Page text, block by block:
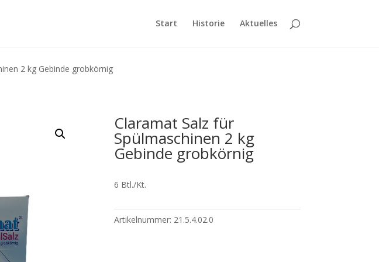
Start Historie Aktuelles
2 kg Gebinde grobkörnig
Claramat Salz für
Spülmaschinen 2 kg
Gebinde grobkörnig
6 Btl./Kt.
Artikelnummer: 21.5.4.02.0